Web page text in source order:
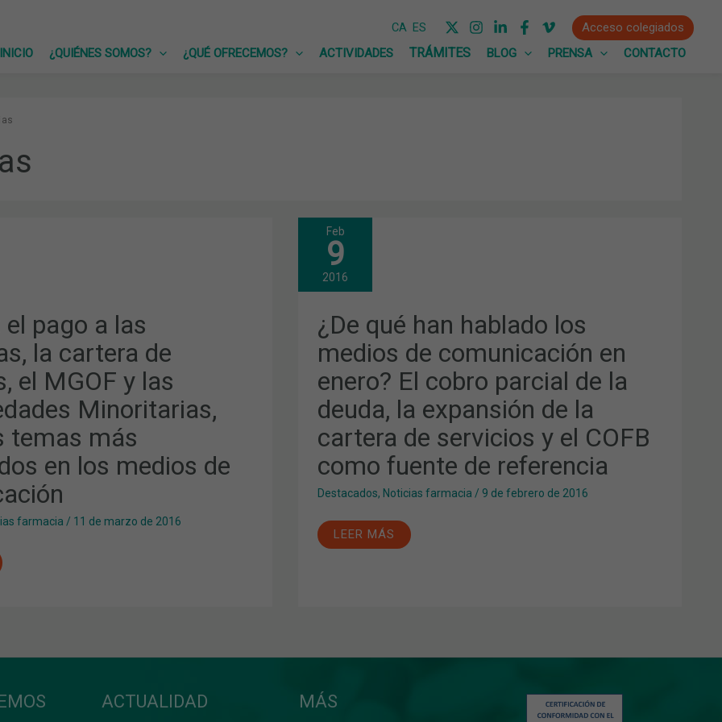
CA ES
Acceso colegiados
INICIO
¿QUIÉNES SOMOS? ¿QUÉ OFRECEMOS? ACTIVIDADES BLOG PRENSA CONTACTO
el pago a las
la cartera de
el MGOF y las
Minoritarias,
temas más
en los medios de
farmacia / 11 de marzo de 2016
Feb
9
2016
¿De qué han hablado los
medios de comunicación en
enero? El cobro parcial de la
deuda, la expansión de la
cartera de servicios y el COFB
como fuente de referencia
Destacados, Noticias farmacia / 9 de febrero de 2016
¿DE
QUÉ
HAN
HABLADO
LOS
DE
COMUNICACIÓN
EN
ENERO?
EL
COBRO
PARCIAL
LA
DEUDA,
LA
EXPANSIÓN
DE
LA
DE
Y
EL
LEER MÁS
ACTUALIDAD MÁS